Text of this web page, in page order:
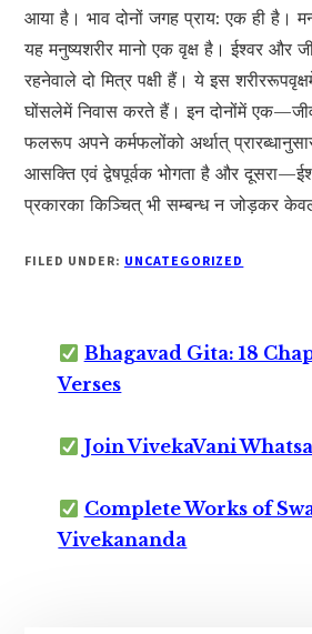
आया है। भाव दोनों जगह प्राय: एक ही है।
यह मनुष्यशरीर मानो एक वृक्ष है। ईश्वर और
रहनेवाले दो मित्र पक्षी हैं। ये इस
घोंसलेमें निवास करते हैं। इन दोनोंमें
फलरूप अपने कर्मफलोंको अर्थात्
आसक्ति एवं द्वेषपूर्वक भोगता है और
प्रकारका किञ्चित् भी सम्बन्ध न जोड़कर
FILED UNDER: UNCATEGORIZED
Bhagavad Gita: 18
Verses
Join VivekaVani
Complete Works of
Vivekananda